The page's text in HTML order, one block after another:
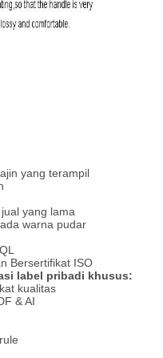
yang terampil
yang lama
warna pudar
Bersertifikat ISO
label pribadi khusus:
kualitas
& AI